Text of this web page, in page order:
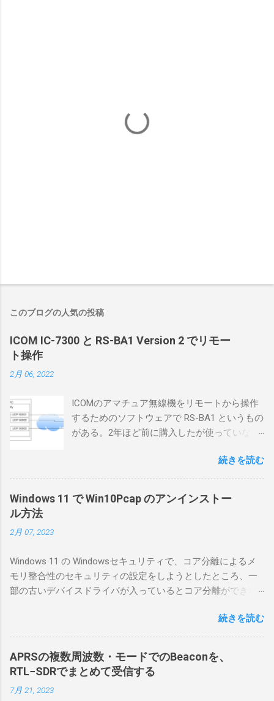
このブログの人気の投稿
ICOM IC-7300 と RS-BA1 Version 2 でリモー
ト操作
2月 06, 2022
ICOMのアマチュア無線機をリモートから操作
するためのソフトウェアで RS-BA1 というもの
がある。2年ほど前に購入したが使っていなか
としているので、リモートから操作できる無
線局構築のために、真面目に使ってみること
くだろうと思ったのだが、ちっともそんなに
合は、下記のこれらものが必要である ICOMの
無線機。 今回は私が持っているIC-7300を使
う。 無線機側(サーバ側) のWindows PC。 今
を入れて使っている。 TPMとか入っているの
でBitLockerのDisk暗号化もでき、遠隔地で盗難
にあってもデータ流出の危険性が少ないかな
と思って。 操作側 (クライアント側) の
続きを読む
Windows 11 で Win10Pcap のアンインストー
ル方法
2月 07, 2023
Windows 11 の Windowsセキュリティで、コア分離によるメ
モリ整合性のセキュリティの設定をしようとしたところ、一
部の古いデバイスドライバが入っているとコア分離ができな
で利用する Win10Pcap.sys が入っているためにコア分離がで
きないとエラーが出ておりました。 アンインストールのプロ
グラムなどを走らせてもアンインストールできなかったの
で、どのように実行すればよいのか調べながら実施しまし
た。結論としては pnputil というコマンドを用いればよかった
です。 まずは管理者権限でTerminalを実行します。
続きを読む
APRSの複数周波数・モードでのBeaconを、
RTL−SDRでまとめて受信する
7月 21, 2023